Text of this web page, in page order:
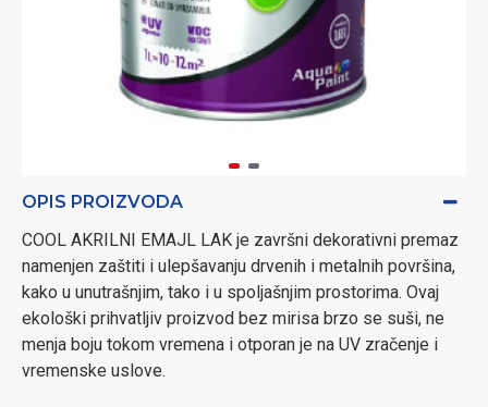
OPIS PROIZVODA
COOL AKRILNI EMAJL LAK je završni dekorativni premaz
namenjen zaštiti i ulepšavanju drvenih i metalnih površina,
kako u unutrašnjim, tako i u spoljašnjim prostorima. Ovaj
ekološki prihvatljiv proizvod bez mirisa brzo se suši, ne
menja boju tokom vremena i otporan je na UV zračenje i
vremenske uslove.